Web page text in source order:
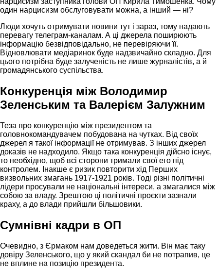
один нарцисизм обслуговувати можна, а інший — ні?
Люди хочуть отримувати новини тут і зараз, тому надають
перевагу телеграм-каналам. А ці джерела поширюють
інформацію безвідповідально, не перевіряючи її.
Відновлювати медіаринок буде надзвичайно складно. Для
цього потрібна буде залученість не лише журналістів, а й
громадянського суспільства.
Конкуренція між Володимир
Зеленським та Валерієм Залужним
Теза про конкуренцію між президентом та
головнокомандувачем побудована на чутках. Від своїх
джерел я такої інформації не отримував. З інших джерел
доказів не надходило. Якщо така конкуренція дійсно існує,
то необхідно, щоб всі сторони тримали свої его під
контролем. Інакше є ризик повторити хід Перших
визвольних змагань 1917-1921 років. Тоді різні політичні
лідери просували не національні інтереси, а змагалися між
собою за владу. Зрештою ці політичні проєкти зазнали
краху, а до влади прийшли більшовики.
Сумнівні кадри в ОП
Очевидно, з Єрмаком нам доведеться жити. Він має таку
довіру Зеленського, що у який скандал би не потрапив, це
не вплине на позицію президента.